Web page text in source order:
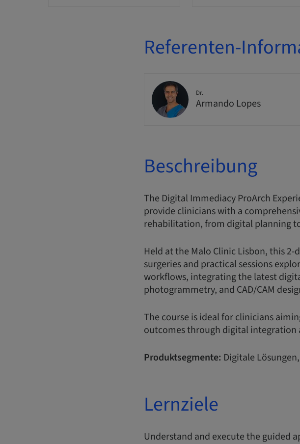
Referenten-
Dr.
Armando Lopes
Beschreibung
The Digital Immediacy ProArch
provide clinicians with a
rehabilitation, from digital planning
Held at the Malo Clinic Lisbon, this
surgeries and practical sessions
workflows, integrating the latest
photogrammetry, and CAD/CAM
The course is ideal for clinicians
outcomes through digital integration
Produktsegmente: Digitale
Lernziele
Understand and execute the guided